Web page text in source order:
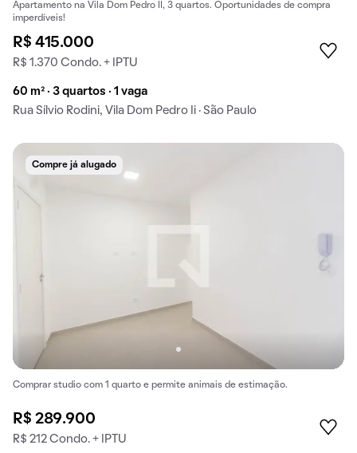
Apartamento na Vila Dom Pedro II, 3 quartos. Oportunidades de compra
imperdíveis!
R$ 415.000
R$ 1.370 Condo. + IPTU
60 m² · 3 quartos · 1 vaga
Rua Sílvio Rodini, Vila Dom Pedro Ii · São Paulo
Compre já alugado
Comprar studio com 1 quarto e permite animais de estimação.
R$ 289.900
R$ 212 Condo. + IPTU